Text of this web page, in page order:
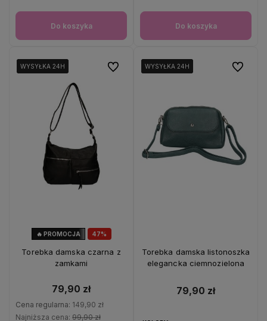
Do koszyka Do koszyka
47%
🔥 PROMOCJA
WYSYŁKA 24H
WYSYŁKA 24H
WYSYŁKA 24H
Torebka damska czarna z
zamkami
79,90 zł
Cena regularna: 149,90 zł
Najniższa cena: 99,90 zł
Do ulubionychWYSYŁKA 24H
WYSYŁKA 24H
WYSYŁKA 24H
Torebka damska listonoszka
elegancka ciemnozielona
79,90 zł
Do